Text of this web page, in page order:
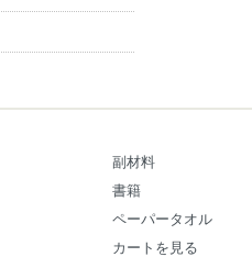
副材料
書籍
ペーパータオル
カートを見る